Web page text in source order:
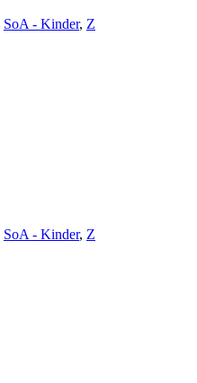
SoA - Kinder, Z
SoA - Kinder, Z